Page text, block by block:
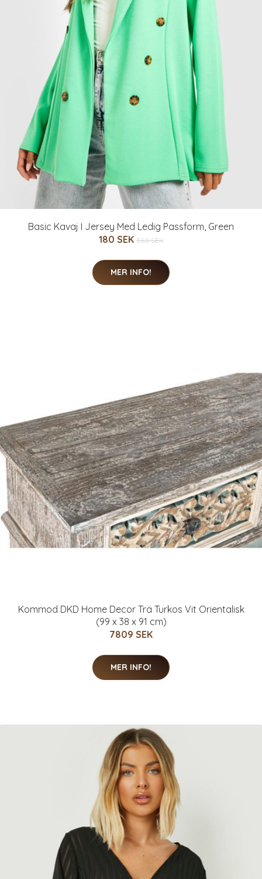
Basic Kavaj I Jersey Med Ledig Passform, Green
180 SEK 360 SEK
MER INFO!
Kommod DKD Home Decor Trä Turkos Vit Orientalisk
(99 x 38 x 91 cm)
7809 SEK
MER INFO!